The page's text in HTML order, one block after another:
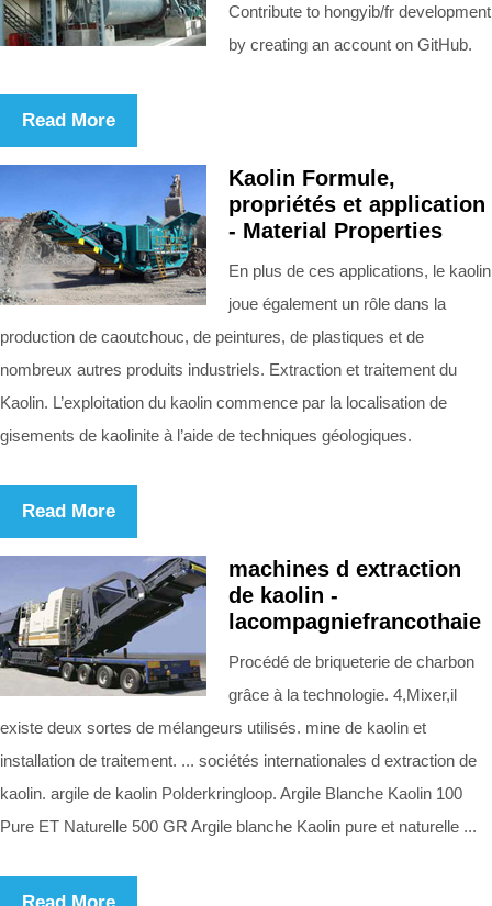
Contribute to hongyib/fr development
by creating an account on GitHub.
Read More
Kaolin Formule,
propriétés et application
- Material Properties
En plus de ces applications, le kaolin
joue également un rôle dans la
production de caoutchouc, de peintures, de plastiques et de
nombreux autres produits industriels. Extraction et traitement du
Kaolin. L’exploitation du kaolin commence par la localisation de
gisements de kaolinite à l’aide de techniques géologiques.
Read More
machines d extraction
de kaolin -
lacompagniefrancothaie
Procédé de briqueterie de charbon
grâce à la technologie. 4,Mixer,il
existe deux sortes de mélangeurs utilisés. mine de kaolin et
installation de traitement. ... sociétés internationales d extraction de
kaolin. argile de kaolin Polderkringloop. Argile Blanche Kaolin 100
Pure ET Naturelle 500 GR Argile blanche Kaolin pure et naturelle ...